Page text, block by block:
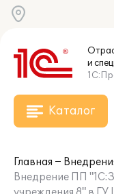
и
Каталог
Главная
Внедрение ПП